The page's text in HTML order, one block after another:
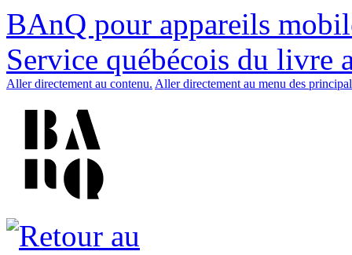
BAnQ pour appareils
Service québécois du livre
Aller directement au contenu. Aller directement au menu des